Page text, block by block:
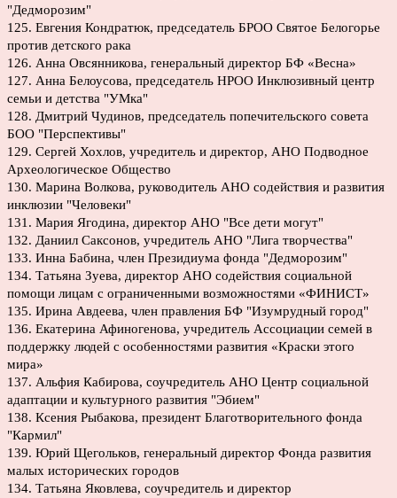
"Дедморозим"
125. Евгения Кондратюк, председатель БРОО Святое Белогорье
против детского рака
126. Анна Овсянникова, генеральный директор БФ «Весна»
127. Анна Белоусова, председатель НРОО Инклюзивный центр
семьи и детства "УМка"
128. Дмитрий Чудинов, председатель попечительского совета
БОО "Перспективы"
129. Сергей Хохлов, учредитель и директор, АНО Подводное
Археологическое Общество
130. Марина Волкова, руководитель АНО содействия и развития
инклюзии "Человеки"
131. Мария Ягодина, директор АНО "Все дети могут"
132. Даниил Саксонов, учредитель АНО "Лига творчества"
133. Инна Бабина, член Президиума фонда "Дедморозим"
134. Татьяна Зуева, директор АНО содействия социальной
помощи лицам с ограниченными возможностями «ФИНИСТ»
135. Ирина Авдеева, член правления БФ "Изумрудный город"
136. Екатерина Афиногенова, учредитель Ассоциации семей в
поддержку людей с особенностями развития «Краски этого
мира»
137. Альфия Кабирова, соучредитель АНО Центр социальной
адаптации и культурного развития "Эбием"
138. Ксения Рыбакова, президент Благотворительного фонда
"Кармил"
139. Юрий Щегольков, генеральный директор Фонда развития
малых исторических городов
134. Татьяна Яковлева, соучредитель и директор